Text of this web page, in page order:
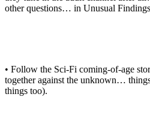
other questions… in Unusual
• Follow the Sci-Fi coming-of-age
together against the unknown…
things too).